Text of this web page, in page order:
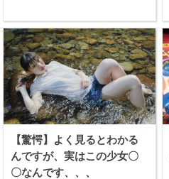
【驚愕】よく見るとわかる
んですが、実はこの少女〇
〇なんです、、、